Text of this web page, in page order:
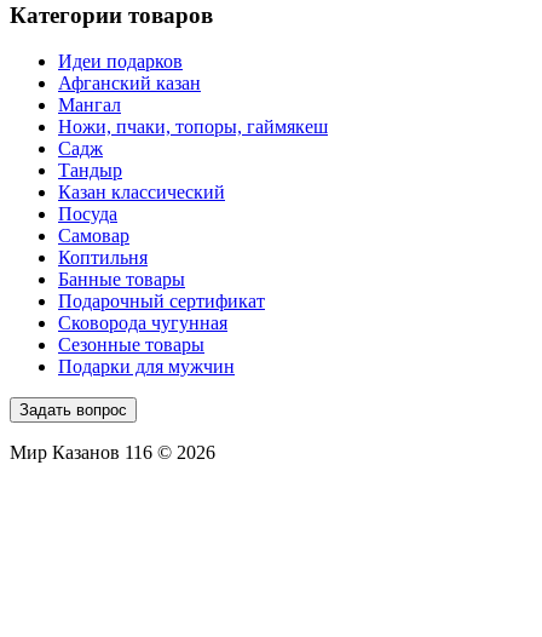
Категории товаров
Идеи подарков
Афганский казан
Мангал
Ножи, пчаки, топоры, гаймякеш
Садж
Тандыр
Казан классический
Посуда
Самовар
Коптильня
Банные товары
Подарочный сертификат
Сковорода чугунная
Сезонные товары
Подарки для мужчин
Задать вопрос
Мир Казанов 116 © 2026